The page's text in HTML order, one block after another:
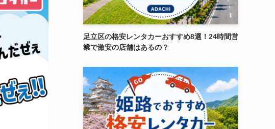
足立区の格安レンタカーおすすめ8選！24時間営
業で激安の店舗はあるの？